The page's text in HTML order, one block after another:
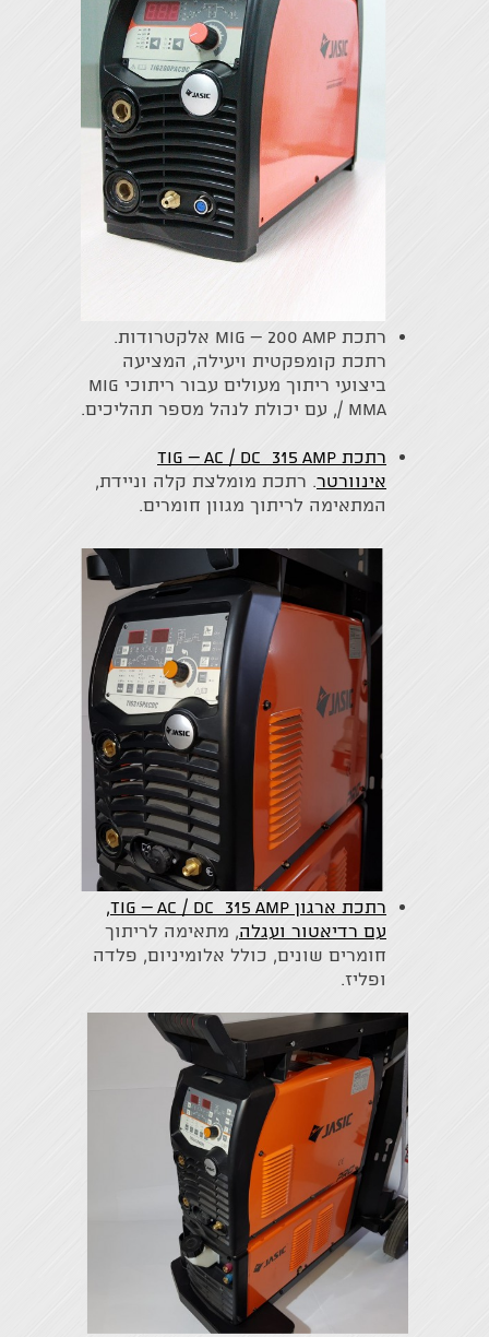
רתכת MIG – 200 Amp אלקטרודות.
רתכת קומפקטית ויעילה, המציעה
ביצועי ריתוך מעולים עבור ריתוכי MIG
/ MMA, עם יכולת לנהל מספר תהליכים.
רתכת TIG – AC / DC 315 Amp
אינוורטר. רתכת מומלצת קלה וניידת,
המתאימה לריתוך מגוון חומרים.
רתכת ארגון TIG – AC / DC 315 Amp,
עם רדיאטור ועגלה, מתאימה לריתוך
חומרים שונים, כולל אלומיניום, פלדה
ופליז.